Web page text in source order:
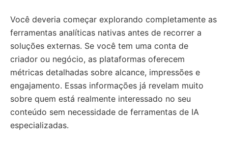
Você deveria começar explorando completamente as
ferramentas analíticas nativas antes de recorrer a
soluções externas. Se você tem uma conta de
criador ou negócio, as plataformas oferecem
métricas detalhadas sobre alcance, impressões e
engajamento. Essas informações já revelam muito
sobre quem está realmente interessado no seu
conteúdo sem necessidade de ferramentas de IA
especializadas.